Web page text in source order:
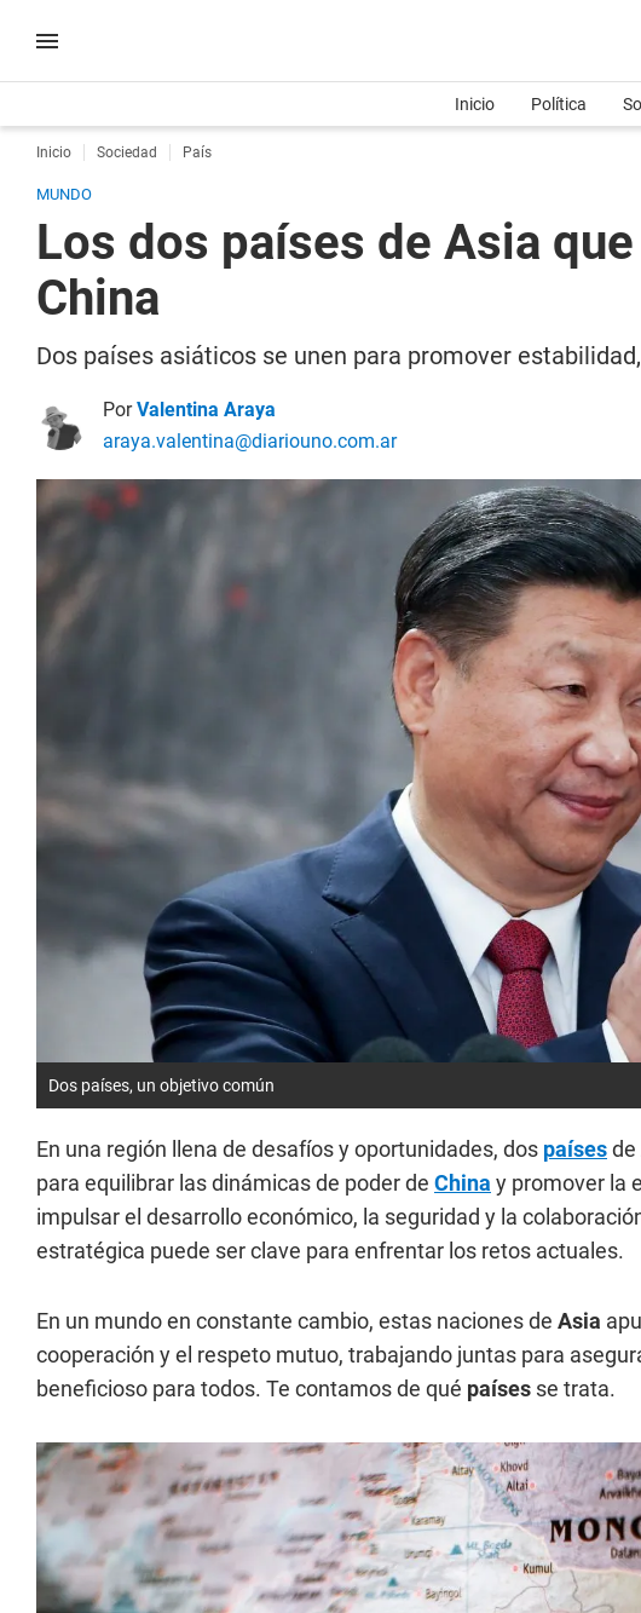
Inicio Política
Inicio Sociedad País
MUNDO
Los dos países de Asia
China
Dos países asiáticos se unen para promover
PorValentina Araya
araya.valentina@diariouno.com.ar
Dos países, un objetivo común
En una región llena de desafíos y oportunidades, dos paísesde
para equilibrar las dinámicas de poder de China y promover la
impulsar el desarrollo económico, la seguridad y la
estratégica puede ser clave para enfrentar los retos actuales.
En un mundo en constante cambio, estas naciones de Asia
cooperación y el respeto mutuo, trabajando juntas para
beneficioso para todos. Te contamos de qué países se trata.